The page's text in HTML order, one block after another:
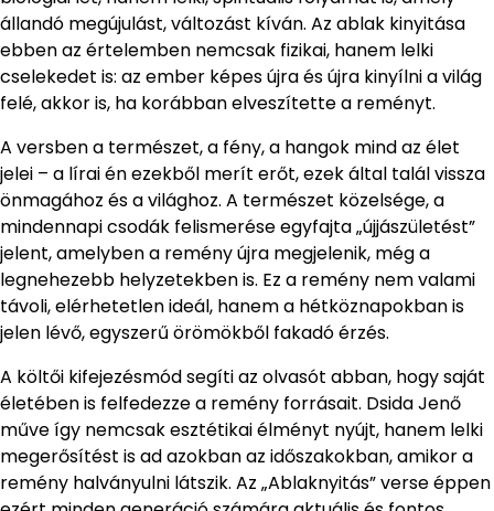
állandó megújulást, változást kíván. Az ablak kinyitása
ebben az értelemben nemcsak fizikai, hanem lelki
cselekedet is: az ember képes újra és újra kinyílni a világ
felé, akkor is, ha korábban elveszítette a reményt.
A versben a természet, a fény, a hangok mind az élet
jelei – a lírai én ezekből merít erőt, ezek által talál vissza
önmagához és a világhoz. A természet közelsége, a
mindennapi csodák felismerése egyfajta „újjászületést”
jelent, amelyben a remény újra megjelenik, még a
legnehezebb helyzetekben is. Ez a remény nem valami
távoli, elérhetetlen ideál, hanem a hétköznapokban is
jelen lévő, egyszerű örömökből fakadó érzés.
A költői kifejezésmód segíti az olvasót abban, hogy saját
életében is felfedezze a remény forrásait. Dsida Jenő
műve így nemcsak esztétikai élményt nyújt, hanem lelki
megerősítést is ad azokban az időszakokban, amikor a
remény halványulni látszik. Az „Ablaknyitás” verse éppen